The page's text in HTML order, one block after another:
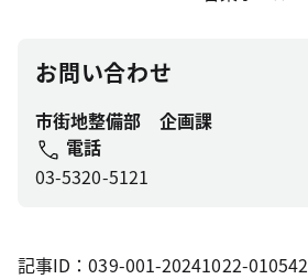
お問い合わせ
市街地整備部 企画課
電話
03-5320-5121
記事ID：039-001-20241022-010542